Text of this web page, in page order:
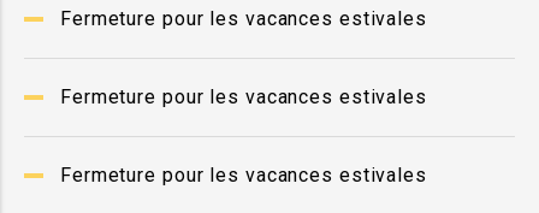
Fermeture pour les vacances estivales
Fermeture pour les vacances estivales
Fermeture pour les vacances estivales